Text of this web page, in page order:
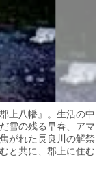
上八幡』。生活の中
雪の残る早春、アマ
がれた長良川の解禁
と共に、郡上に住む